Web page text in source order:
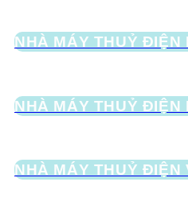
NHÀ MÁY THUỶ ĐIỆN
NHÀ MÁY THUỶ ĐIỆN
NHÀ MÁY THUỶ ĐIỆN